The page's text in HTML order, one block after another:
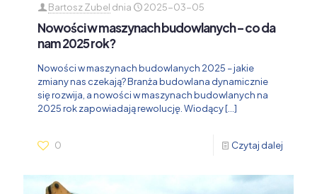
Bartosz Zubel dnia 2025-03-05
Nowości w maszynach budowlanych – co da
nam 2025 rok?
Nowości w maszynach budowlanych 2025 – jakie
zmiany nas czekają? Branża budowlana dynamicznie
się rozwija, a nowości w maszynach budowlanych na
2025 rok zapowiadają rewolucję. Wiodący[…]
0 Czytaj dalej